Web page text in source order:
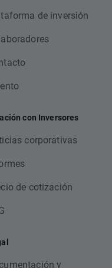
de inversión
con Inversores
corporativas
de cotización
y